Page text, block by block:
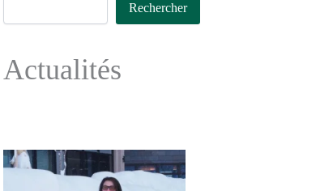
Rechercher
Actualités